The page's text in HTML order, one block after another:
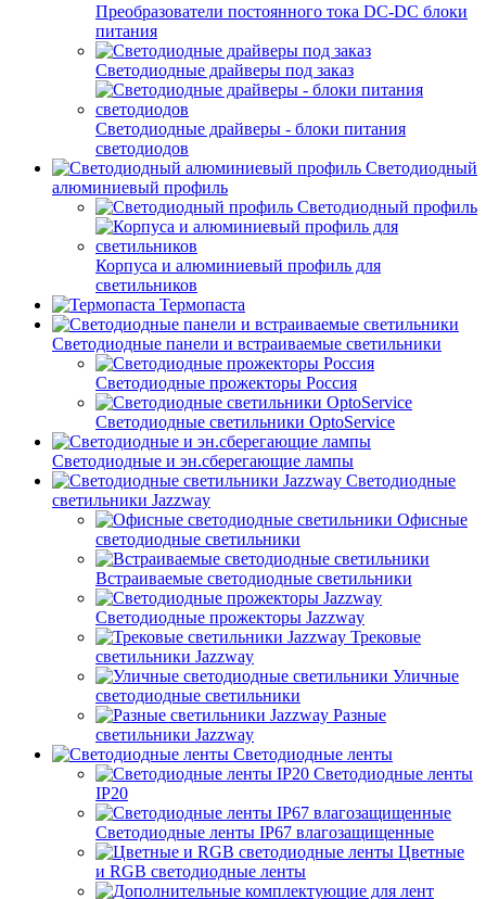
Преобразователи постоянного тока DC-DC блоки
питания
Светодиодные драйверы под заказ
Светодиодные драйверы - блоки питания
светодиодов
Светодиодный
алюминиевый профиль
Светодиодный профиль
Корпуса и алюминиевый профиль для
светильников
Термопаста
Светодиодные панели и встраиваемые светильники
Светодиодные прожекторы Россия
Светодиодные светильники OptoService
Светодиодные и эн.сберегающие лампы
Светодиодные
светильники Jazzway
Офисные
светодиодные светильники
Встраиваемые светодиодные светильники
Светодиодные прожекторы Jazzway
Трековые
светильники Jazzway
Уличные
светодиодные светильники
Разные
светильники Jazzway
Светодиодные ленты
Светодиодные ленты
IP20
Светодиодные ленты IP67 влагозащищенные
Цветные
и RGB светодиодные ленты